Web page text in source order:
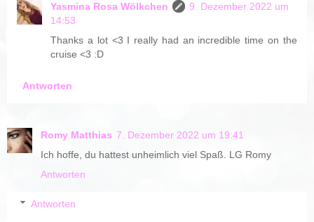
Yasmina Rosa Wölkchen
9. Dezember 2022 um
14:53
Thanks a lot <3 I really had an incredible time on the
cruise <3 :D
Antworten
Romy Matthias 7. Dezember 2022 um 19:41
Ich hoffe, du hattest unheimlich viel Spaß. LG Romy
Antworten
Antworten